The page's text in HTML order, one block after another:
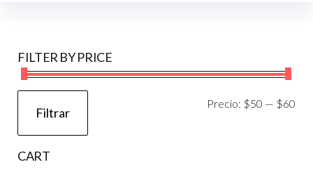
en
FILTER BY PRICE
Filtrar
Precio: $50 — $60
CART